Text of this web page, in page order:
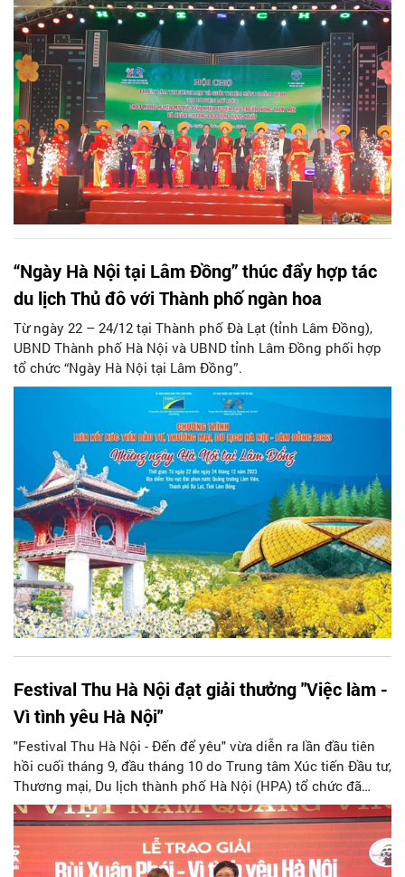
“Ngày Hà Nội tại Lâm Đồng” thúc đẩy hợp tác
du lịch Thủ đô với Thành phố ngàn hoa
Từ ngày 22 – 24/12 tại Thành phố Đà Lạt (tỉnh Lâm Đồng),
UBND Thành phố Hà Nội và UBND tỉnh Lâm Đồng phối hợp
tổ chức “Ngày Hà Nội tại Lâm Đồng”.
Festival Thu Hà Nội đạt giải thưởng "Việc làm -
Vì tình yêu Hà Nội"
"Festival Thu Hà Nội - Đến để yêu" vừa diễn ra lần đầu tiên
hồi cuối tháng 9, đầu tháng 10 do Trung tâm Xúc tiến Đầu tư,
Thương mại, Du lịch thành phố Hà Nội (HPA) tổ chức đã
được vinh danh "Việc làm - Vì tình yêu Hà Nội" năm 2023 của
giải thưởng "Bùi Xuân Phái - Vì tình yêu Hà Nội".